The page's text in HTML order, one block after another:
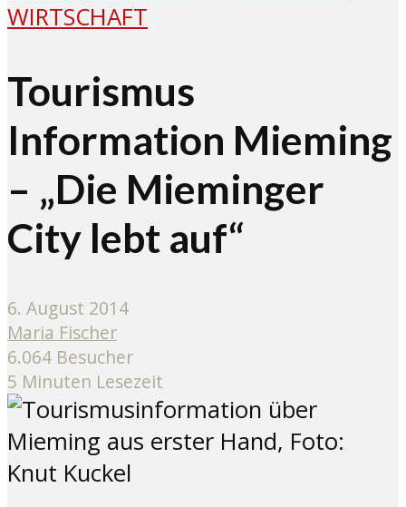
WIRTSCHAFT
Tourismus
Information Mieming
– „Die Mieminger
City lebt auf“
6. August 2014
Maria Fischer
6.064 Besucher
5 Minuten Lesezeit